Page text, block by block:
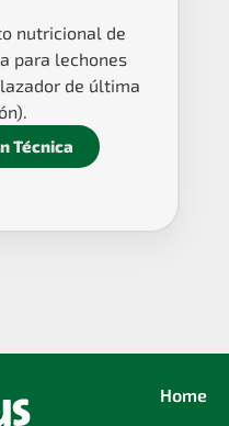
nutricional de
para lechones
de última
Técnica
Home